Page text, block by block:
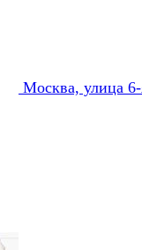
Москва, улица